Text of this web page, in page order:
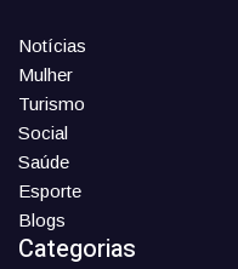
Notícias
Mulher
Turismo
Social
Saúde
Esporte
Blogs
Categorias